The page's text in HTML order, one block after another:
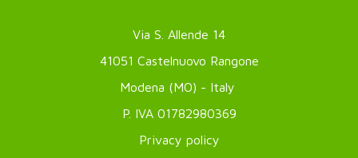
Via S. Allende 14
41051 Castelnuovo Rangone
Modena (MO) - Italy
P. IVA 01782980369
Privacy policy